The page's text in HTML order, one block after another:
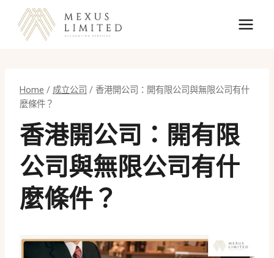
content
Home / 成立公司 / 香港開公司：開有限公司與無限公司有什
麼條件？
香港開公司：開有限
公司與無限公司有什
麼條件？